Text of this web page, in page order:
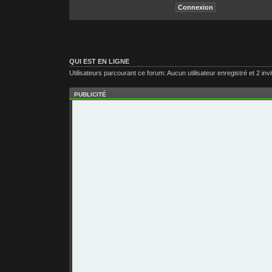
QUI EST EN LIGNE
Utilisateurs parcourant ce forum: Aucun utilisateur enregistré et 2
PUBLICITÉ